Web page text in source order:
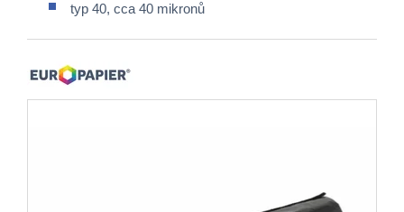
typ 40, cca 40 mikronů